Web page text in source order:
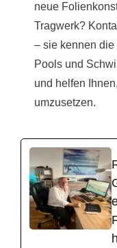
neue
Tragwerk?
– sie kennen
Pools und
und helfen
umzusetzen.